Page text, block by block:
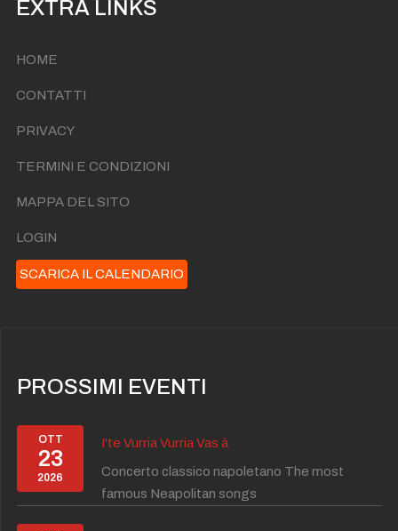
EXTRA LINKS
HOME
CONTATTI
PRIVACY
TERMINI E CONDIZIONI
MAPPA DEL SITO
LOGIN
SCARICA IL CALENDARIO
PROSSIMI EVENTI
OTT
23
2026
I'te Vurria Vurria Vas à
Concerto classico napoletano The most
famous Neapolitan songs